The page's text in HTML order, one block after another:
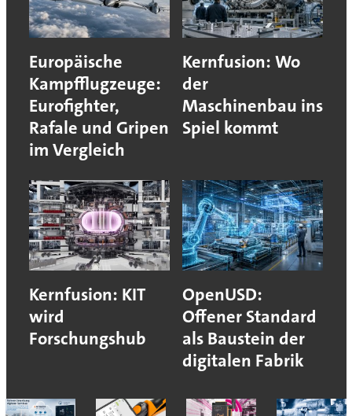
Europäische
Kampfflugzeuge:
Eurofighter,
Rafale und Gripen
im Vergleich
Kernfusion: Wo
der
Maschinenbau ins
Spiel kommt
Kernfusion: KIT
wird
Forschungshub
OpenUSD:
Offener Standard
als Baustein der
digitalen Fabrik